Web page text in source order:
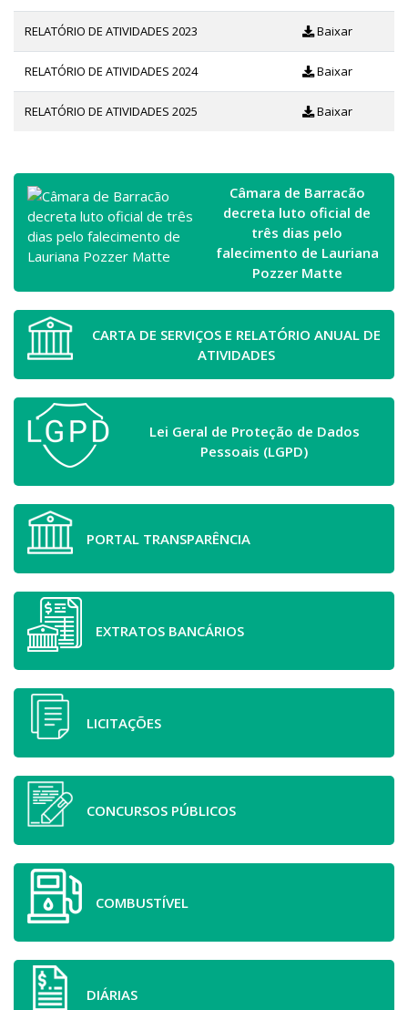
RELATÓRIO DE ATIVIDADES 2023 Baixar
RELATÓRIO DE ATIVIDADES 2024 Baixar
RELATÓRIO DE ATIVIDADES 2025 Baixar
Câmara de Barracão
decreta luto oficial de
três dias pelo
falecimento de Lauriana
Pozzer Matte
CARTA DE SERVIÇOS E RELATÓRIO ANUAL DE
ATIVIDADES
Lei Geral de Proteção de Dados
Pessoais (LGPD)
PORTAL TRANSPARÊNCIA
EXTRATOS BANCÁRIOS
LICITAÇÕES
CONCURSOS PÚBLICOS
COMBUSTÍVEL
DIÁRIAS